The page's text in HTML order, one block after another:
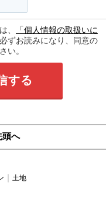
、
「個人情報の取扱いに
ずお読みになり、同意の
い。
する
頭へ
土地